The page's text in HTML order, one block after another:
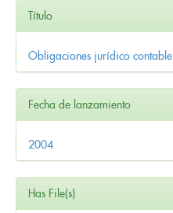
Título
Obligaciones jurídico contable
Fecha de lanzamiento
2004
Has File(s)